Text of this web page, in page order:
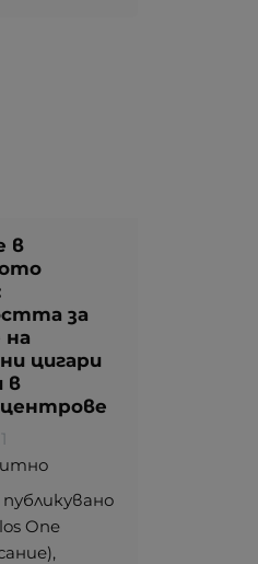
в
за
на
цигари
в
One